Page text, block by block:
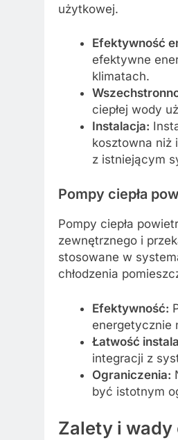
użytkowej.
Efektywność
efektywne
klimatach.
ciepłej wody
Instalacja:
kosztowna niż
z istniejącym
Pompy ciepła
Pompy ciepła
zewnętrznego i
stosowane w
chłodzenia
Efektywność:
energetycznie
Łatwość
integracji z
Ograniczenia:
być istotnym
Zalety i